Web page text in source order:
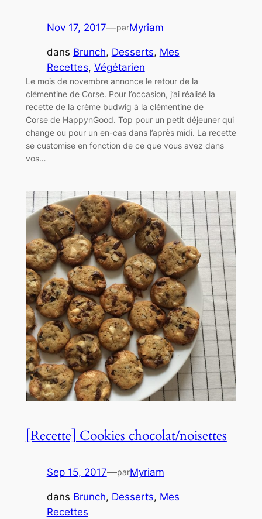
Nov 17, 2017—parMyriam
dans Brunch, Desserts, Mes
Recettes, Végétarien
Le mois de novembre annonce le retour de la
clémentine de Corse. Pour l’occasion, j’ai réalisé la
recette de la crème budwig à la clémentine de
Corse de HappynGood. Top pour un petit déjeuner qui
change ou pour un en-cas dans l’après midi. La recette
se customise en fonction de ce que vous avez dans
vos…
[Recette] Cookies chocolat/noisettes
Sep 15, 2017—parMyriam
dans Brunch, Desserts, Mes
Recettes